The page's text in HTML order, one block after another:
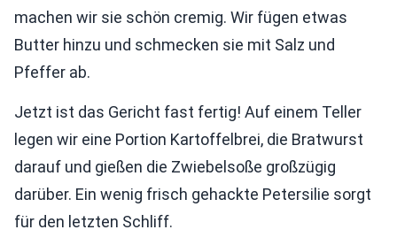
machen wir sie schön cremig. Wir fügen etwas
Butter hinzu und schmecken sie mit Salz und
Pfeffer ab.
Jetzt ist das Gericht fast fertig! Auf einem Teller
legen wir eine Portion Kartoffelbrei, die Bratwurst
darauf und gießen die Zwiebelsoße großzügig
darüber. Ein wenig frisch gehackte Petersilie sorgt
für den letzten Schliff.